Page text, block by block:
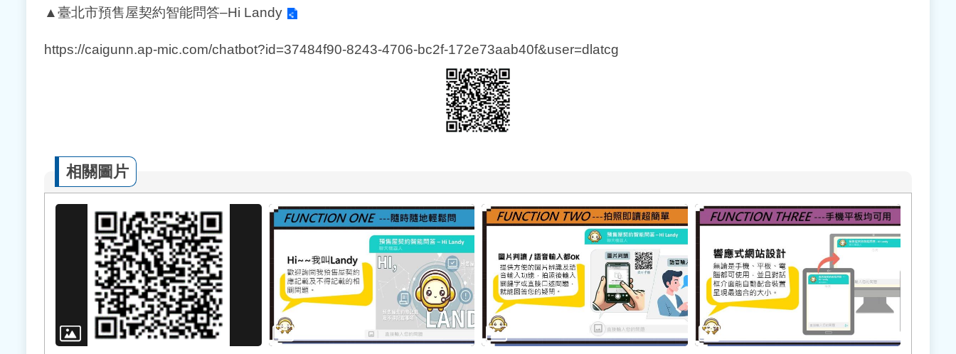
▲臺北市預售屋契約智能問答–Hi Landy
https://caigunn.ap-mic.com/chatbot?id=37484f90-8243-4706-bc2f-172e73aab40f&user=dlatcg
相關圖片